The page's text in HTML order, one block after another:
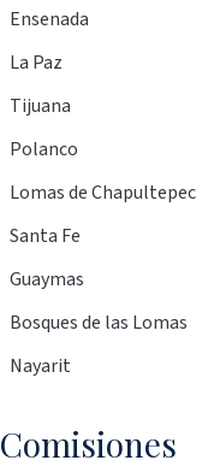
Ensenada
La Paz
Tijuana
Polanco
Lomas de Chapultepec
Santa Fe
Guaymas
Bosques de las Lomas
Nayarit
Comisiones